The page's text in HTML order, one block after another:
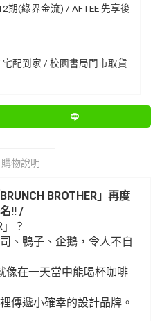
期(綠界金流) / AFTEE 先享後
配到家 / 校園書局門市取貨
購物說明
BROTHER」再度
!! /
？
、鴨子、企鵝，令人不自
像在一天當中能喝杯咖啡
傳遞小確幸的設計品牌。